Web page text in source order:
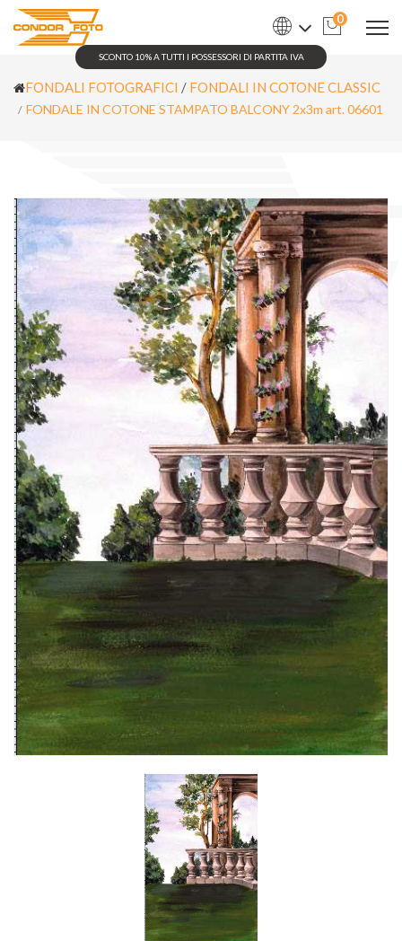
SCONTO 10% A TUTTI I POSSESSORI DI PARTITA IVA
0
FONDALI FOTOGRAFICI / FONDALI IN COTONE CLASSIC
FONDALE IN COTONE STAMPATO BALCONY 2x3m art. 06601